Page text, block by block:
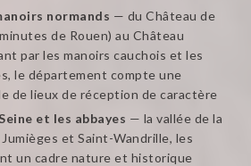
normands — du Château de
de Rouen) au Château
par les manoirs cauchois et les
le département compte une
de lieux de réception de caractère
et les abbayes — la vallée de la
et Saint-Wandrille, les
un cadre nature et historique